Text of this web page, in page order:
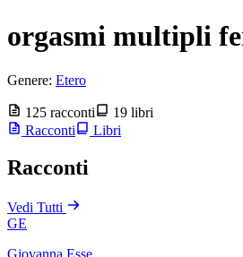
orgasmi multipli
Genere: Etero
125 racconti
19 libri
Racconti
Libri
Racconti
Vedi Tutti
GE